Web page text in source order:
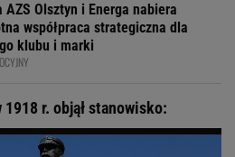
AZS Olsztyn i Energa nabiera
współpraca strategiczna dla
klubu i marki
r. objął stanowisko: